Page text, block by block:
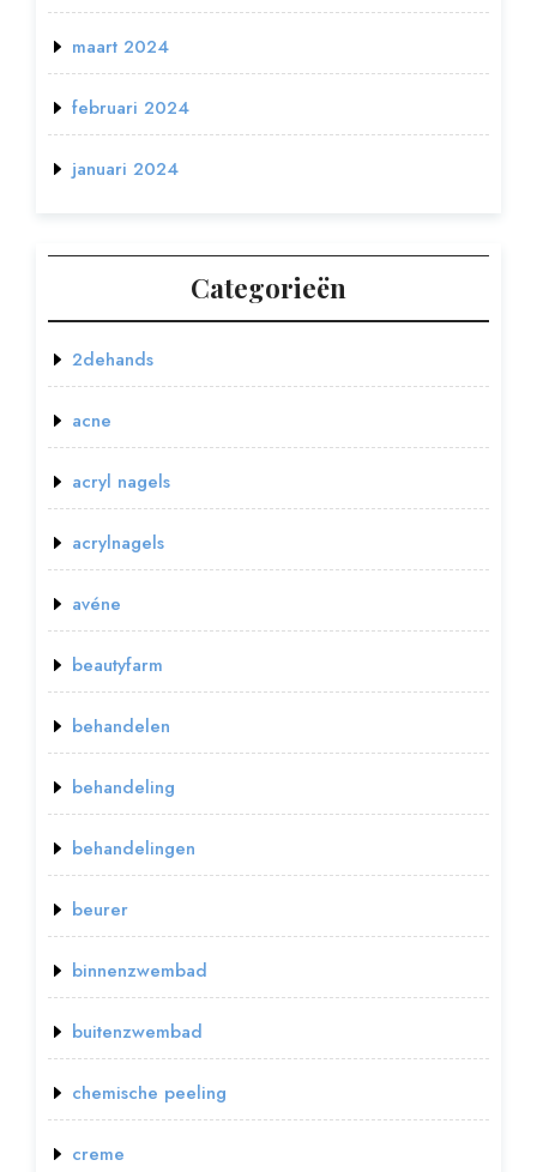
maart 2024
februari 2024
januari 2024
Categorieën
2dehands
acne
acryl nagels
acrylnagels
avéne
beautyfarm
behandelen
behandeling
behandelingen
beurer
binnenzwembad
buitenzwembad
chemische peeling
creme